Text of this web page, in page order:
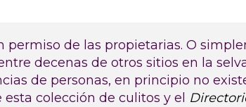
permiso de las propietarias. O
decenas de otros sitios en la
de personas, en principio no
colección de culitos y el